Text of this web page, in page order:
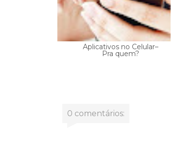
Aplicativos no Celular–
Pra quem?
0 comentários: